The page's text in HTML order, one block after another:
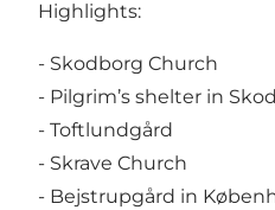
Highlights:
- Skodborg Church
- Pilgrim’s shelter in
- Toftlundgård
- Skrave Church
- Bejstrupgård in